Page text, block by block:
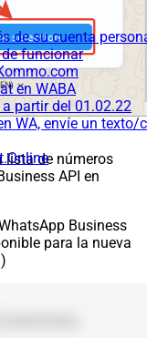
de su cuenta
funcionar
en WABA
partir del 01.02.22
WA, envíe un
lista de números
API en
Business
para la nueva